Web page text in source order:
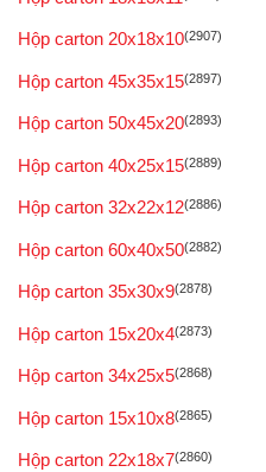
Hộp carton 20x18x10(2907)
Hộp carton 45x35x15(2897)
Hộp carton 50x45x20(2893)
Hộp carton 40x25x15(2889)
Hộp carton 32x22x12(2886)
Hộp carton 60x40x50(2882)
Hộp carton 35x30x9(2878)
Hộp carton 15x20x4(2873)
Hộp carton 34x25x5(2868)
Hộp carton 15x10x8(2865)
Hộp carton 22x18x7(2860)